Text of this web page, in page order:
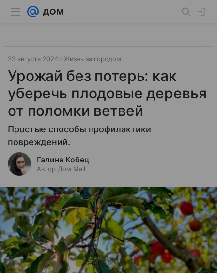
23 августа 2024 Жизнь за городом
Урожай без потерь: как
уберечь плодовые деревья
от поломки ветвей
Простые способы профилактики
повреждений.
Галина Кобец
Автор Дом Mail